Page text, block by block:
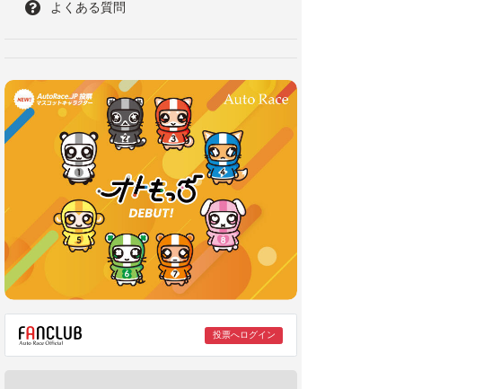
よくある質問
投票へログイン